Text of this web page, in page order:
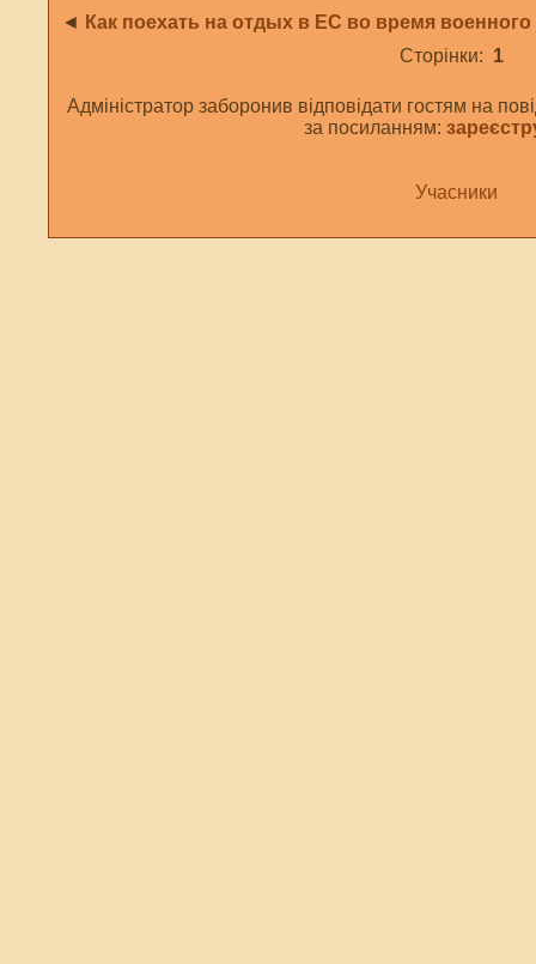
◄ Как поехать на отдых в ЕС во время
Сторінки: 1
Адміністратор заборонив відповідати гостям на
за посиланням:
Учасники